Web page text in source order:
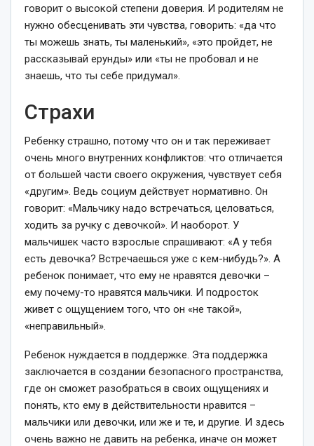
говорит о высокой степени доверия. И родителям не
нужно обесценивать эти чувства, говорить: «да что
ты можешь знать, ты маленький», «это пройдет, не
рассказывай ерунды» или «ты не пробовал и не
знаешь, что ты себе придумал».
Страхи
Ребенку страшно, потому что он и так переживает
очень много внутренних конфликтов: что отличается
от большей части своего окружения, чувствует себя
«другим». Ведь социум действует нормативно. Он
говорит: «Мальчику надо встречаться, целоваться,
ходить за ручку с девочкой». И наоборот. У
мальчишек часто взрослые спрашивают: «А у тебя
есть девочка? Встречаешься уже с кем-нибудь?». А
ребенок понимает, что ему не нравятся девочки –
ему почему-то нравятся мальчики. И подросток
живет с ощущением того, что он «не такой»,
«неправильный».
Ребенок нуждается в поддержке. Эта поддержка
заключается в создании безопасного пространства,
где он сможет разобраться в своих ощущениях и
понять, кто ему в действительности нравится –
мальчики или девочки, или же и те, и другие. И здесь
очень важно не давить на ребенка, иначе он может